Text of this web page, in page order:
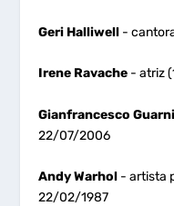
Geri Halliwell -
Irene Ravache - atriz
Gianfrancesco
22/07/2006
Andy Warhol - artista
22/02/1987